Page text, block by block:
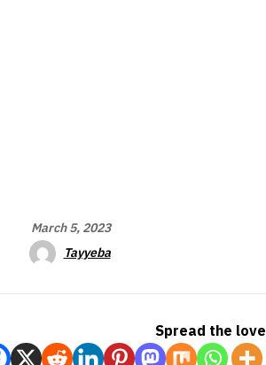
March 5, 2023
Tayyeba
Spread the love